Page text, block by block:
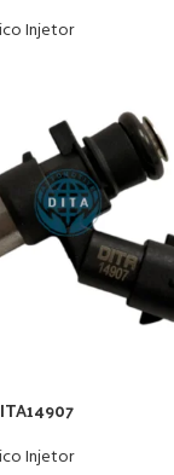
Injetor
Injetor